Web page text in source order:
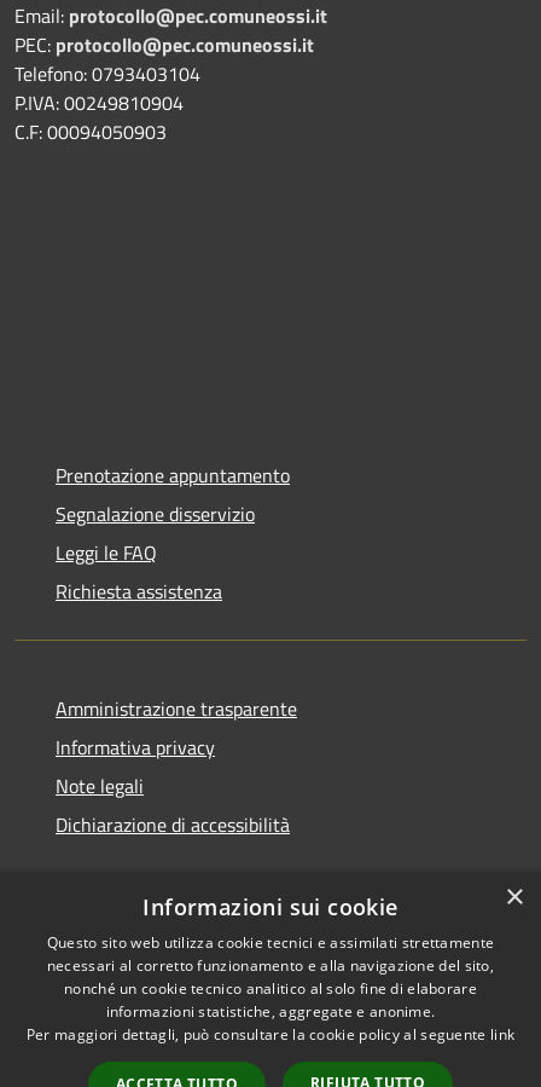
Email: protocollo@pec.comuneossi.it
PEC: protocollo@pec.comuneossi.it
Telefono: 0793403104
P.IVA: 00249810904
C.F: 00094050903
Prenotazione appuntamento
Segnalazione disservizio
Leggi le FAQ
Richiesta assistenza
Amministrazione trasparente
Informativa privacy
Note legali
Dichiarazione di accessibilità
RSS
Accessibilità
Copyright © 2026 • Comune di
×
Informazioni sui cookie
Questo sito web utilizza cookie tecnici e assimilati strettamente
necessari al corretto funzionamento e alla navigazione del sito,
nonché un cookie tecnico analitico al solo fine di elaborare
informazioni statistiche, aggregate e anonime.
Per maggiori dettagli, può consultare la cookie policy al seguente link
RIFIUTA TUTTO